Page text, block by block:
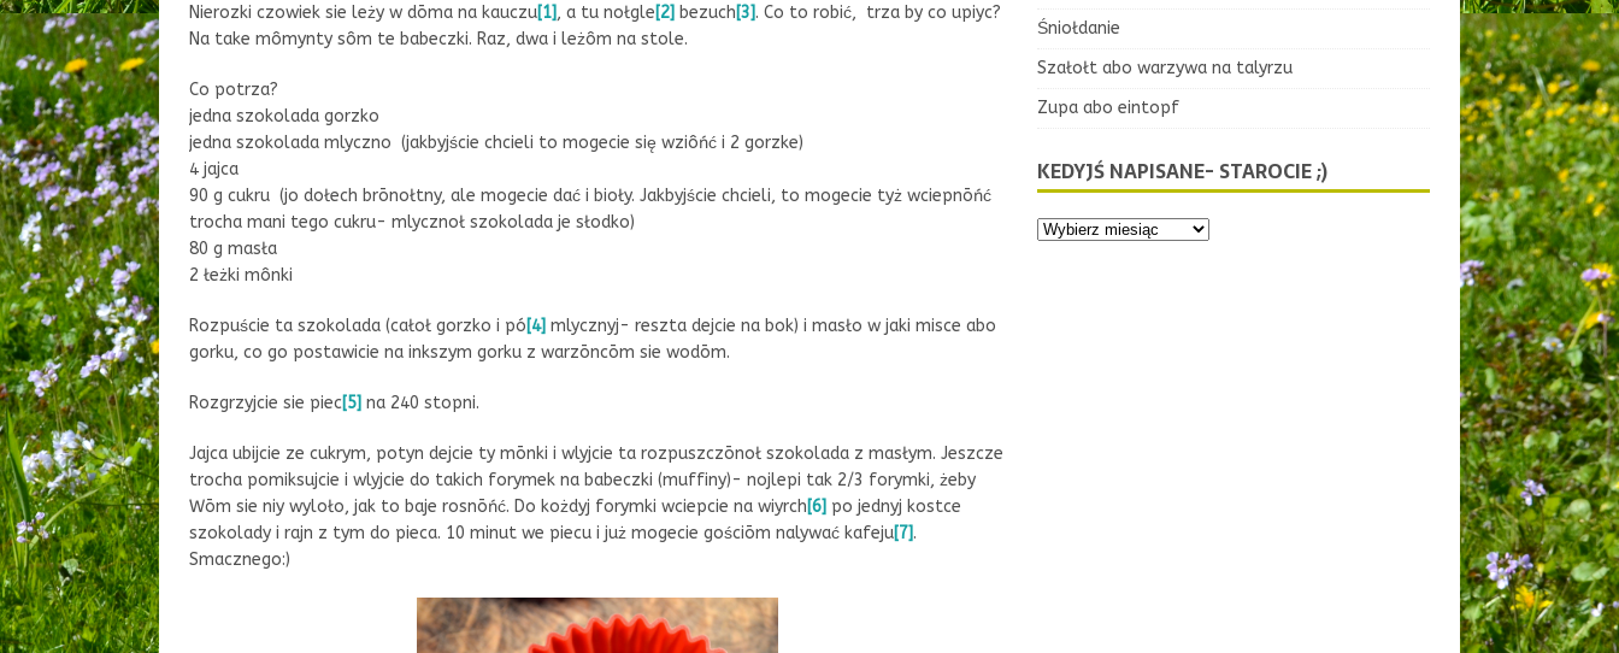
Nierozki czowiek sie leży w dōma na kauczu[1], a tu nołgle[2] bezuch[3]. Co to robić, trza by co upiyc?
Na take mômynty sôm te babeczki. Raz, dwa i leżôm na stole.
Co potrza?
jedna szokolada gorzko
jedna szokolada mlyczno (jakbyjście chcieli to mogecie się wziôńć i 2 gorzke)
4 jajca
90 g cukru (jo dołech brōnołtny, ale mogecie dać i bioły. Jakbyjście chcieli, to mogecie tyż wciepnōńć
trocha mani tego cukru- mlycznoł szokolada je słodko)
80 g masła
2 łeżki mônki
Rozpuście ta szokolada (całoł gorzko i pó[4] mlycznyj- reszta dejcie na bok) i masło w jaki misce abo
gorku, co go postawicie na inkszym gorku z warzōncōm sie wodōm.
Rozgrzyjcie sie piec[5] na 240 stopni.
Jajca ubijcie ze cukrym, potyn dejcie ty mōnki i wlyjcie ta rozpuszczōnoł szokolada z masłym. Jeszcze
trocha pomiksujcie i wlyjcie do takich forymek na babeczki (muffiny)- nojlepi tak 2/3 forymki, żeby
Wōm sie niy wyloło, jak to baje rosnōńć. Do kożdyj forymki wciepcie na wiyrch[6] po jednyj kostce
szokolady i rajn z tym do pieca. 10 minut we piecu i już mogecie gościōm nalywać kafeju[7].
Smacznego:)
Śniołdanie
Szałołt abo warzywa na talyrzu
Zupa abo eintopf
KEDYJŚ NAPISANE- STAROCIE ;)